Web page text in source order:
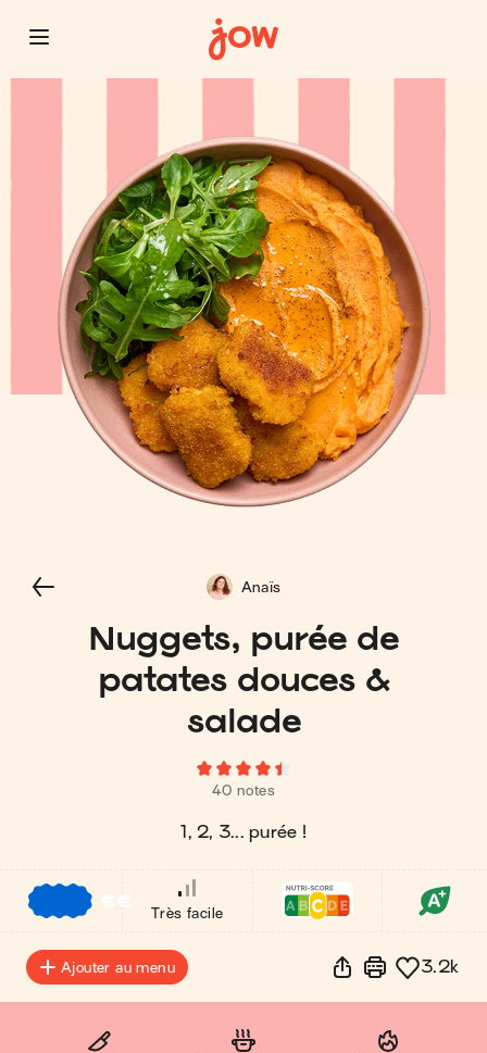
Nuggets, purée de
patates douces &
salade
40 notes
1, 2, 3... purée !
Anaïs
€€
Très facile
Ajouter au menu 3.2k